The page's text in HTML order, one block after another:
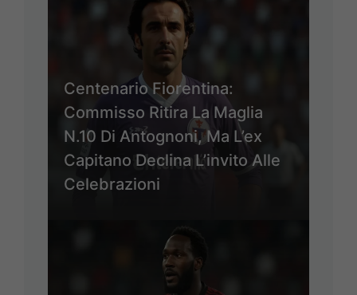
Centenario Fiorentina:
Commisso Ritira La Maglia
N.10 Di Antognoni, Ma L’ex
Capitano Declina L’invito Alle
Celebrazioni